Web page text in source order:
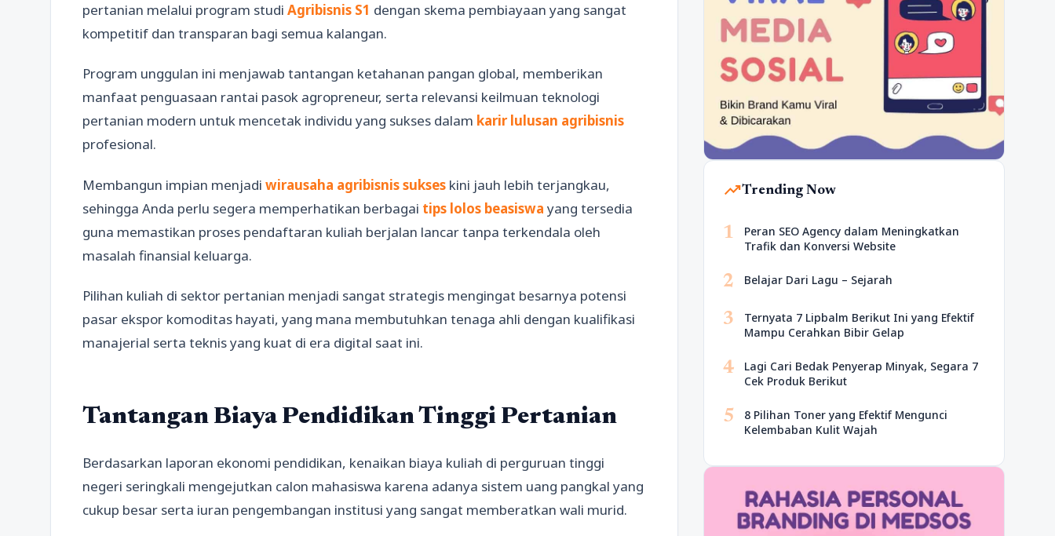
pertanian melalui program studi Agribisnis S1 dengan skema pembiayaan yang sangat
kompetitif dan transparan bagi semua kalangan.
Program unggulan ini menjawab tantangan ketahanan pangan global, memberikan
manfaat penguasaan rantai pasok agropreneur, serta relevansi keilmuan teknologi
pertanian modern untuk mencetak individu yang sukses dalam karir lulusan agribisnis
profesional.
Membangun impian menjadi wirausaha agribisnis sukses kini jauh lebih terjangkau,
sehingga Anda perlu segera memperhatikan berbagai tips lolos beasiswa yang tersedia
guna memastikan proses pendaftaran kuliah berjalan lancar tanpa terkendala oleh
masalah finansial keluarga.
Pilihan kuliah di sektor pertanian menjadi sangat strategis mengingat besarnya potensi
pasar ekspor komoditas hayati, yang mana membutuhkan tenaga ahli dengan kualifikasi
manajerial serta teknis yang kuat di era digital saat ini.
Tantangan Biaya Pendidikan Tinggi Pertanian
Berdasarkan laporan ekonomi pendidikan, kenaikan biaya kuliah di perguruan tinggi
negeri seringkali mengejutkan calon mahasiswa karena adanya sistem uang pangkal yang
cukup besar serta iuran pengembangan institusi yang sangat memberatkan wali murid.
trending_upTrending Now
1
Peran SEO Agency dalam Meningkatkan
Trafik dan Konversi Website
2 Belajar Dari Lagu – Sejarah
3
Ternyata 7 Lipbalm Berikut Ini yang Efektif
Mampu Cerahkan Bibir Gelap
4
Lagi Cari Bedak Penyerap Minyak, Segara 7
Cek Produk Berikut
5
8 Pilihan Toner yang Efektif Mengunci
Kelembaban Kulit Wajah